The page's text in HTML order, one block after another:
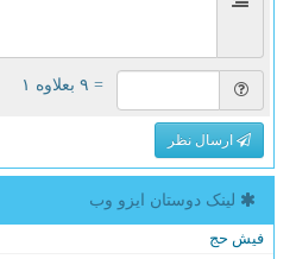
= ۹ بعلاوه ۱
ارسال نظر
لینک دوستان ایزو وب
فیش حج